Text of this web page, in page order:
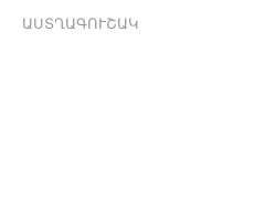
ԱՍՏՂԱԳՈՒՇԱԿ